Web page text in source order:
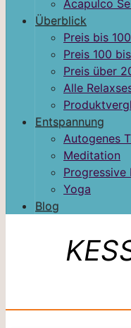
Acapulco
Überblick
Preis bis
Preis 100
Preis über
Alle
Entspannung
Autogenes
Meditation
Progressive
Yoga
Blog